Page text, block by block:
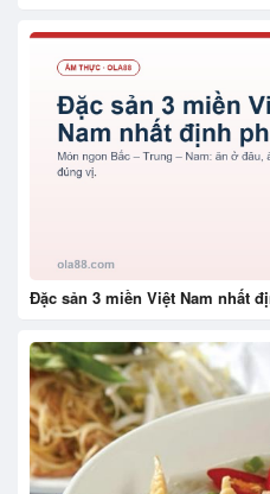
Đặc sản 3 miền Việt Nam nhất